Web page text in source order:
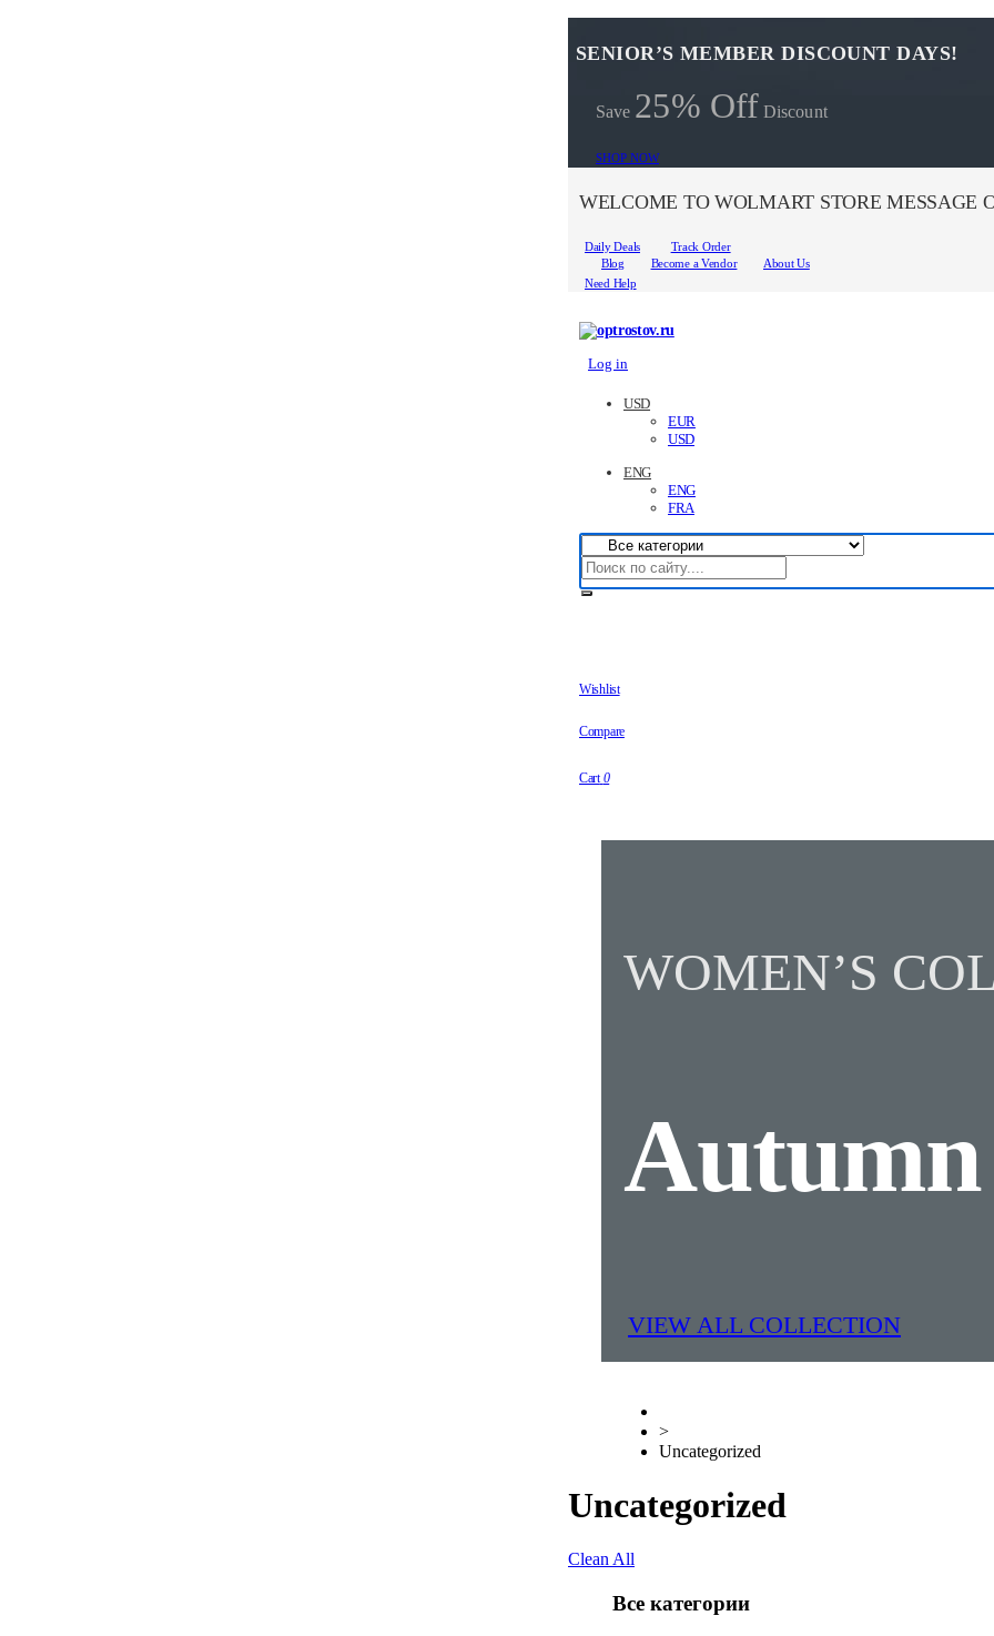
SENIOR’S MEMBER DISCOUNT DAYS!
Save 25% Off Discount
SHOP NOW
WELCOME TO WOLMART STORE MESSAGE
Daily Deals
Track Order
Blog
Become a Vendor
About Us
Need Help
Log in
USD
EUR
USD
ENG
ENG
FRA
Wishlist
Compare
Cart 0
WOMEN’S
VIEW ALL COLLECTION
>
Uncategorized
Uncategorized
Clean All
Все категории